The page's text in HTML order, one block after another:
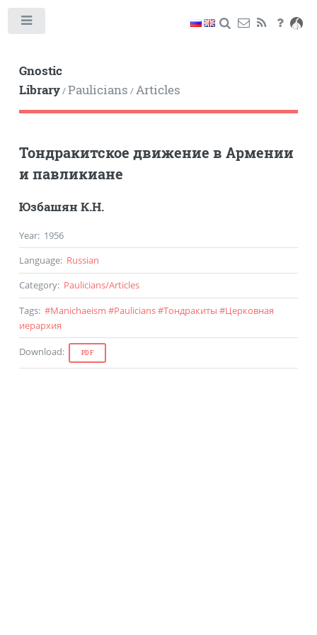
Gnostic
Library/Paulicians /Articles
Тондракитское движение в Армении
и павликиане
Юзбашян К.Н.
Year: 1956
Language: Russian
Category: Paulicians/Articles
Tags: #Manichaeism #Paulicians#Тондракиты #Церковная
иерархия
Download: PDF